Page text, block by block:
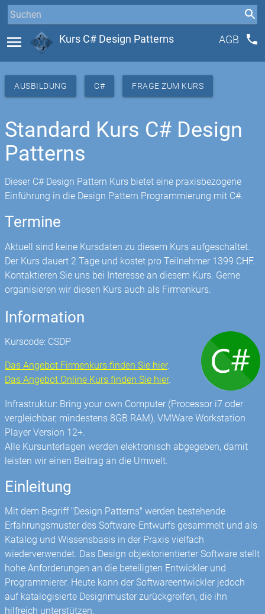
menu Kurs C# Design Patterns AGB phone
AUSBILDUNG C# FRAGE ZUM KURS
Standard Kurs C# Design
Patterns
Dieser C# Design Pattern Kurs bietet eine praxisbezogene
Einführung in die Design Pattern Programmierung mit C#.
Termine
Aktuell sind keine Kursdaten zu diesem Kurs aufgeschaltet.
Der Kurs dauert 2 Tage und kostet pro Teilnehmer 1399 CHF.
Kontaktieren Sie uns bei Interesse an diesem Kurs. Gerne
organisieren wir diesen Kurs auch als Firmenkurs.
Information
Kurscode: CSDP
Das Angebot Firmenkurs finden Sie hier.
Das Angebot Online Kurs finden Sie hier.
Infrastruktur: Bring your own Computer (Processor i7 oder
vergleichbar, mindestens 8GB RAM), VMWare Workstation
Player Version 12+.
Alle Kursunterlagen werden elektronisch abgegeben, damit
leisten wir einen Beitrag an die Umwelt.
Einleitung
Mit dem Begriff "Design Patterns" werden bestehende
Erfahrungsmuster des Software-Entwurfs gesammelt und als
Katalog und Wissensbasis in der Praxis vielfach
wiederverwendet. Das Design objektorientierter Software stellt
hohe Anforderungen an die beteiligten Entwickler und
Programmierer. Heute kann der Softwareentwickler jedoch
auf katalogisierte Designmuster zurückgreifen, die ihn
hilfreich unterstützen.